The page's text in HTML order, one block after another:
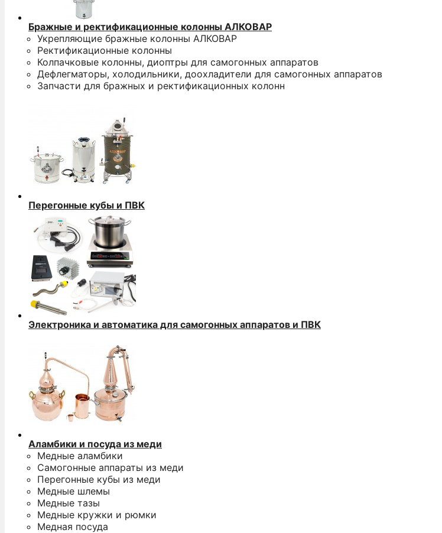
Бражные и ректификационные колонны АЛКОВАР
Укрепляющие бражные колонны АЛКОВАР
Ректификационные колонны
Колпачковые колонны, диоптры для самогонных аппаратов
Дефлегматоры, холодильники, доохладители для самогонных аппаратов
Запчасти для бражных и ректификационных колонн
Перегонные кубы и ПВК
Электроника и автоматика для самогонных аппаратов и ПВК
Аламбики и посуда из меди
Медные аламбики
Самогонные аппараты из меди
Перегонные кубы из меди
Медные шлемы
Медные тазы
Медные кружки и рюмки
Медная посуда